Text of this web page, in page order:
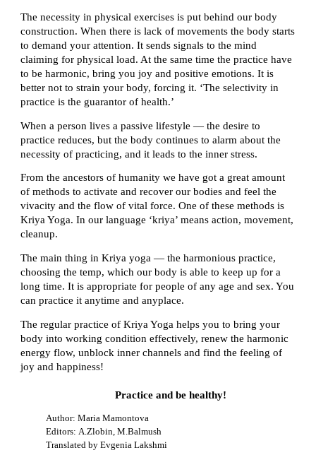
The necessity in physical exercises is put behind our body
construction. When there is lack of movements the body starts
to demand your attention. It sends signals to the mind
claiming for physical load. At the same time the practice have
to be harmonic, bring you joy and positive emotions. It is
better not to strain your body, forcing it. ‘The selectivity in
practice is the guarantor of health.’
When a person lives a passive lifestyle — the desire to
practice reduces, but the body continues to alarm about the
necessity of practicing, and it leads to the inner stress.
From the ancestors of humanity we have got a great amount
of methods to activate and recover our bodies and feel the
vivacity and the flow of vital force. One of these methods is
Kriya Yoga. In our language ‘kriya’ means action, movement,
cleanup.
The main thing in Kriya yoga — the harmonious practice,
choosing the temp, which our body is able to keep up for a
long time. It is appropriate for people of any age and sex. You
can practice it anytime and anyplace.
The regular practice of Kriya Yoga helps you to bring your
body into working condition effectively, renew the harmonic
energy flow, unblock inner channels and find the feeling of
joy and happiness!
Practice and be healthy!
Author: Maria Mamontova
Editors: А.Zlobin, М.Balmush
Translated by Evgenia Lakshmi